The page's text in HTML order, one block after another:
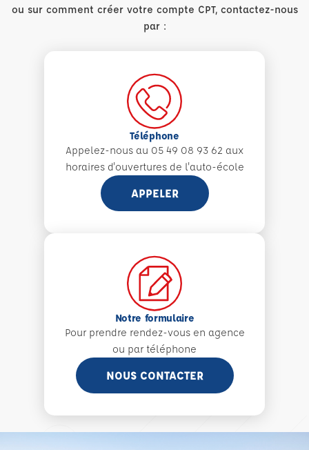
ou sur comment créer votre compte CPT, contactez-nous
par :
Téléphone
Appelez-nous au 05 49 08 93 62 aux
horaires d'ouvertures de l'auto-école
APPELER
Notre formulaire
Pour prendre rendez-vous en agence
ou par téléphone
NOUS CONTACTER